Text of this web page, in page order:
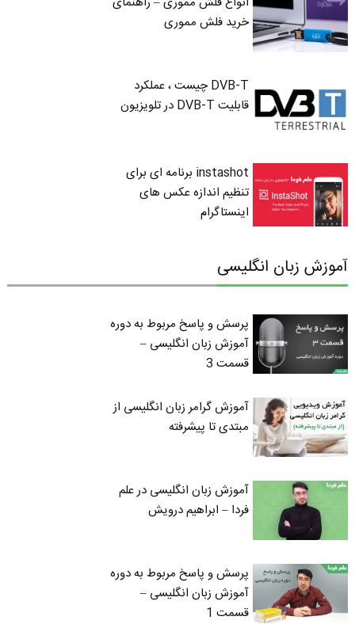
خرید فلش مموری
DVB-T چیست ، عملکرد
قابلیت DVB-T در تلویزیون
instashot برنامه ای برای
تنظیم اندازه عکس های
اینستاگرام
آموزش زبان انگلیسی
پرسش و پاسخ مربوط به دوره
آموزش زبان انگلیسی –
قسمت 3
آموزش گرامر زبان انگلیسی از
مبتدی تا پیشرفته
آموزش زبان انگلیسی در علم
فردا – ابراهیم درویش
پرسش و پاسخ مربوط به دوره
آموزش زبان انگلیسی –
قسمت 1